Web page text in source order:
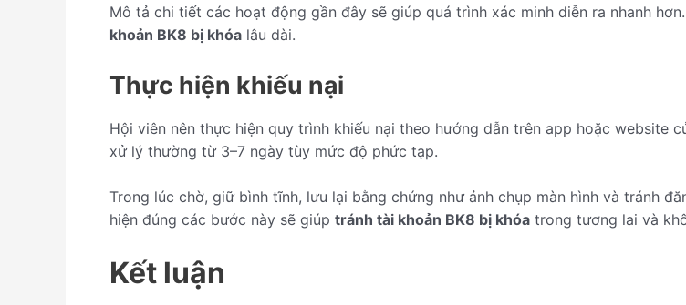
Mô tả chi tiết các hoạt động gần đây sẽ giúp quá trình xác minh diễn ra nhanh
khoản BK8 bị khóa lâu dài.
Thực hiện khiếu nại
Hội viên nên thực hiện quy trình khiếu nại theo hướng dẫn trên app hoặc website
xử lý thường từ 3–7 ngày tùy mức độ phức tạp.
Trong lúc chờ, giữ bình tĩnh, lưu lại bằng chứng như ảnh chụp màn hình và tránh
hiện đúng các bước này sẽ giúp tránh tài khoản BK8 bị khóa trong tương lai và
Kết luận